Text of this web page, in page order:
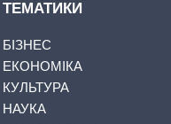
ТЕМАТИКИ
БІЗНЕС
ЕКОНОМІКА
КУЛЬТУРА
НАУКА